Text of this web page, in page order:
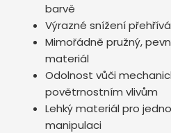
barvě
Výrazné snížení
Mimořádně pružný,
materiál
Odolnost vůči
povětrnostním vlivům
Lehký materiál pro
manipulaci